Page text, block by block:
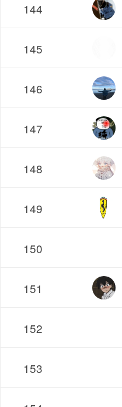
144
145
146
147
148
149
150
151
152
153